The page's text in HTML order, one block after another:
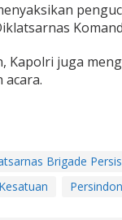
Kapolri juga
Brigade Persis